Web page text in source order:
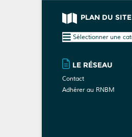
PLAN DU SITE
Plan
site
LE RÉSEAU
Contact
Adhérer au RNBM